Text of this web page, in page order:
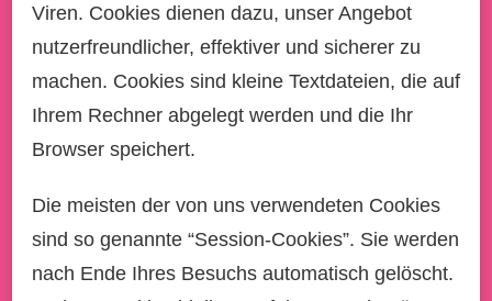
Viren. Cookies dienen dazu, unser Angebot
nutzerfreundlicher, effektiver und sicherer zu
machen. Cookies sind kleine Textdateien, die auf
Ihrem Rechner abgelegt werden und die Ihr
Browser speichert.
Die meisten der von uns verwendeten Cookies
sind so genannte “Session-Cookies”. Sie werden
nach Ende Ihres Besuchs automatisch gelöscht.